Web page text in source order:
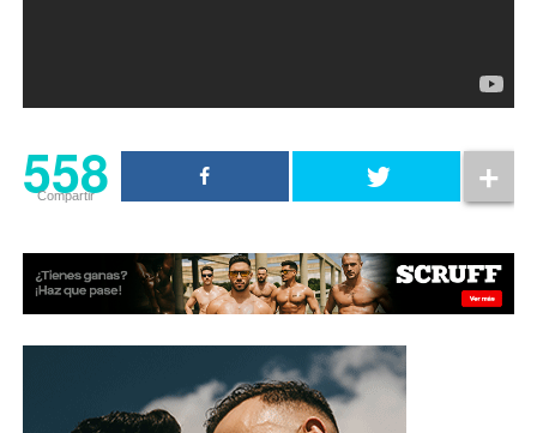
558
Compartir